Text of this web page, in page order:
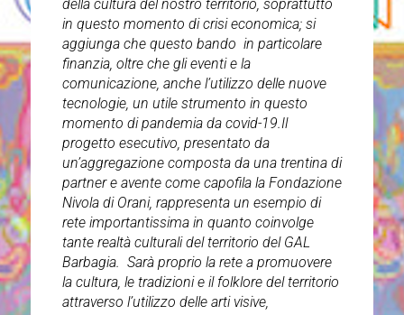
della cultura del nostro territorio, soprattutto
in questo momento di crisi economica; si
aggiunga che questo bando in particolare
finanzia, oltre che gli eventi e la
comunicazione, anche l’utilizzo delle nuove
tecnologie, un utile strumento in questo
momento di pandemia da covid-19.Il
progetto esecutivo, presentato da
un’aggregazione composta da una trentina di
partner e avente come capofila la Fondazione
Nivola di Orani, rappresenta un esempio di
rete importantissima in quanto coinvolge
tante realtà culturali del territorio del GAL
Barbagia. Sarà proprio la rete a promuovere
la cultura, le tradizioni e il folklore del territorio
attraverso l’utilizzo delle arti visive,